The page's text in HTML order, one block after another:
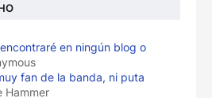
en ningún blog o
fan de la banda, ni puta
Hammer